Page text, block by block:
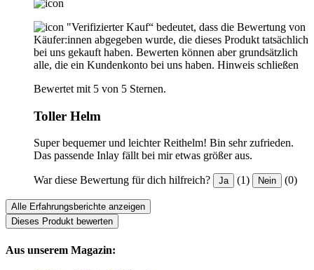
"Verifizierter Kauf“ bedeutet, dass die Bewertung von
Käufer:innen abgegeben wurde, die dieses Produkt tatsächlich
bei uns gekauft haben. Bewerten können aber grundsätzlich
alle, die ein Kundenkonto bei uns haben. Hinweis schließen
Bewertet mit 5 von 5 Sternen.
Toller Helm
Super bequemer und leichter Reithelm! Bin sehr zufrieden.
Das passende Inlay fällt bei mir etwas größer aus.
War diese Bewertung für dich hilfreich? Ja (1) Nein (0)
Alle Erfahrungsberichte anzeigen
Dieses Produkt bewerten
Aus unserem Magazin: